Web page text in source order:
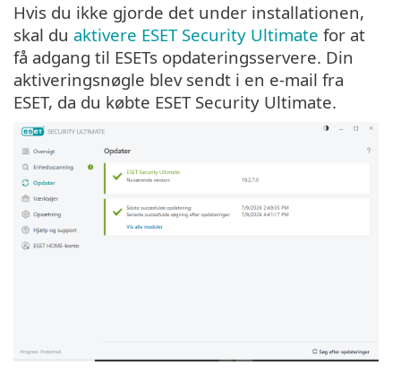
Hvis du ikke gjorde det under installationen,
skal du aktivere ESET Security Ultimate for at
få adgang til ESETs opdateringsservere. Din
aktiveringsnøgle blev sendt i en e-mail fra
ESET, da du købte ESET Security Ultimate.